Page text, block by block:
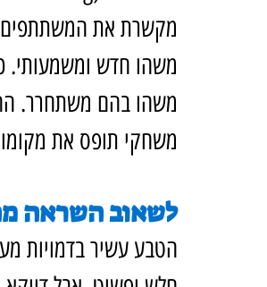
מקשרת את המשתתפים
משהו חדש ומשמעותי.
משהו בהם משתחרר.
משחקי תופס את
לשאוב השראה
הטבע עשיר בדמויות